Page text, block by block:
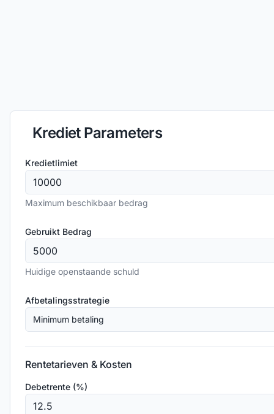
Krediet Parameters
Kredietlimiet
Maximum beschikbaar bedrag
Gebruikt Bedrag
Huidige openstaande schuld
Afbetalingsstrategie
Minimum betaling
Rentetarieven & Kosten
Debetrente (%)